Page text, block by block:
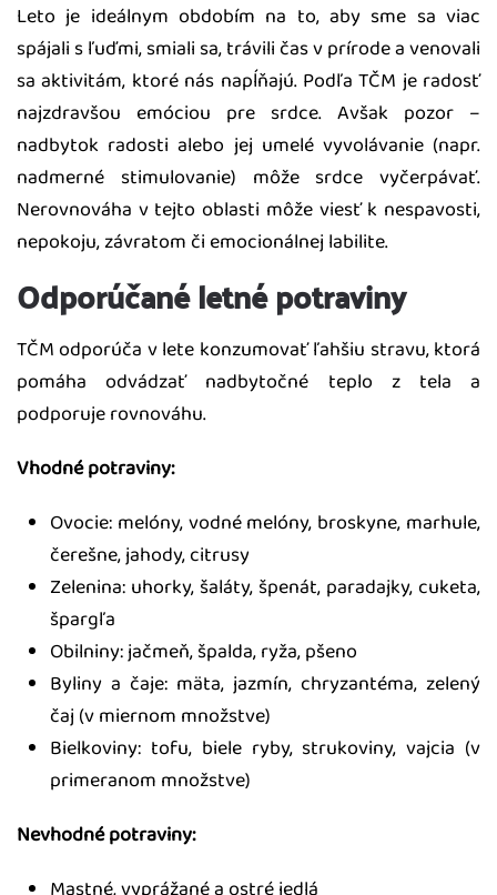
Leto je ideálnym obdobím na to, aby sme sa viac
spájali s ľuďmi, smiali sa, trávili čas v prírode a venovali
sa aktivitám, ktoré nás napĺňajú. Podľa TČM je radosť
najzdravšou emóciou pre srdce. Avšak pozor –
nadbytok radosti alebo jej umelé vyvolávanie (napr.
nadmerné stimulovanie) môže srdce vyčerpávať.
Nerovnováha v tejto oblasti môže viesť k nespavosti,
nepokoju, závratom či emocionálnej labilite.
Odporúčané letné potraviny
TČM odporúča v lete konzumovať ľahšiu stravu, ktorá
pomáha odvádzať nadbytočné teplo z tela a
podporuje rovnováhu.
Vhodné potraviny:
Ovocie: melóny, vodné melóny, broskyne, marhule,
čerešne, jahody, citrusy
Zelenina: uhorky, šaláty, špenát, paradajky, cuketa,
špargľa
Obilniny: jačmeň, špalda, ryža, pšeno
Byliny a čaje: mäta, jazmín, chryzantéma, zelený
čaj (v miernom množstve)
Bielkoviny: tofu, biele ryby, strukoviny, vajcia (v
primeranom množstve)
Nevhodné potraviny: